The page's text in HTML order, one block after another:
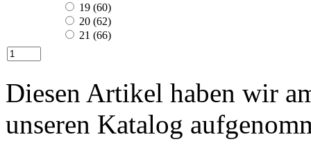
19 (60)
20 (62)
21 (66)
Diesen Artikel haben wir
unseren Katalog